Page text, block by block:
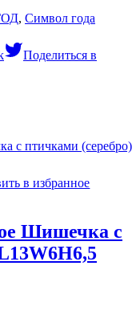
, Символ года
Поделиться в
в избранное
Шишечка с